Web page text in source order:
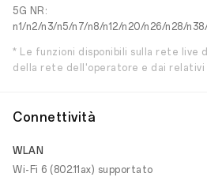
5G NR:
n1/n2/n3/n5/n7/n8/n12/n20/n26/n28/
* Le funzioni disponibili sulla rete live
della rete dell'operatore e dai
Connettività
WLAN
Wi-Fi 6 (802.11ax) supportato